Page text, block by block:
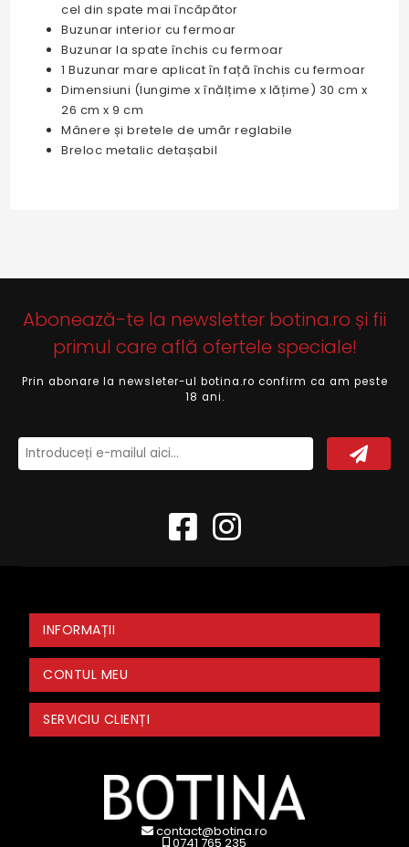
cel din spate mai încăpător
Buzunar interior cu fermoar
Buzunar la spate închis cu fermoar
1 Buzunar mare aplicat în față închis cu fermoar
Dimensiuni (lungime x înălțime x lățime) 30 cm x
26 cm x 9 cm
Mânere și bretele de umăr reglabile
Breloc metalic detașabil
Abonează-te la newsletter botina.ro și fii
primul care află ofertele speciale!
Prin abonare la newsleter-ul botina.ro confirm ca am peste
18 ani.
INFORMAȚII
CONTUL MEU
SERVICIU CLIENȚI
contact@botina.ro
0741 765 235